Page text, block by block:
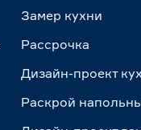
Замер кухни
Рассрочка
Дизайн-проект
Раскрой